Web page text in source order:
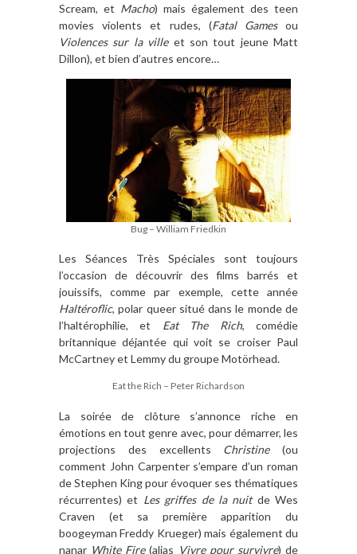
Scream, et Macho) mais également des teen
movies violents et rudes, (Fatal Gamesou
Violences sur la villeet son tout jeune Matt
Dillon), et bien d’autres encore…
Bug – William Friedkin
Les Séances Très Spéciales sont toujours
l’occasion de découvrir des films barrés et
jouissifs, comme par exemple, cette année
Haltéroflic, polar queer situé dans le monde de
l’haltérophilie, et Eat The Rich, comédie
britannique déjantée qui voit se croiser Paul
McCartney et Lemmy du groupe Motörhead.
Eat the Rich – Peter Richardson
La soirée de clôture s’annonce riche en
émotions en tout genre avec, pour démarrer, les
projections des excellents Christine(ou
comment John Carpenter s’empare d’un roman
de Stephen King pour évoquer ses thématiques
récurrentes) et Les griffes de la nuitde Wes
Craven (et sa première apparition du
boogeyman Freddy Krueger) mais également du
nanar White Fire(alias Vivre pour survivre) de